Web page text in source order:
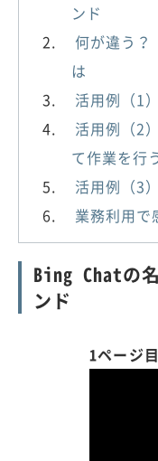
ンド
何が違う
は
活用例（1
活用例（2
て作業を行
活用例（3
業務利用で
Bing Chatの
ンド
1ページ